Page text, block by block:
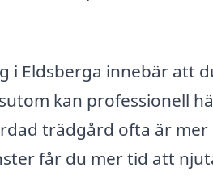
Eldsberga innebär att
kan professionell
trädgård ofta är
får du mer tid att